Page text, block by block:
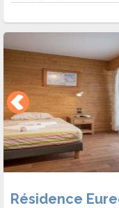
Résidence